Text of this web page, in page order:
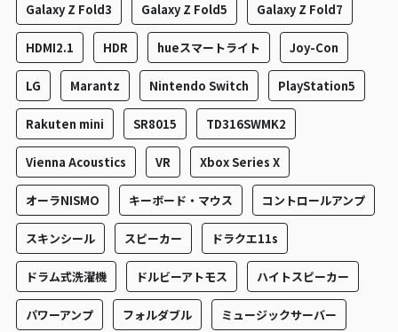
Galaxy Z Fold3 Galaxy Z Fold5 Galaxy Z Fold7
HDMI2.1 HDR hueスマートライト Joy-Con
LG Marantz Nintendo Switch PlayStation5
Rakuten mini SR8015 TD316SWMK2
Vienna Acoustics VR Xbox Series X
オーラNISMO キーボード・マウス コントロールアンプ
スキンシール スピーカー ドラクエ11s
ドラム式洗濯機 ドルビーアトモス ハイトスピーカー
パワーアンプ フォルダブル ミュージックサーバー